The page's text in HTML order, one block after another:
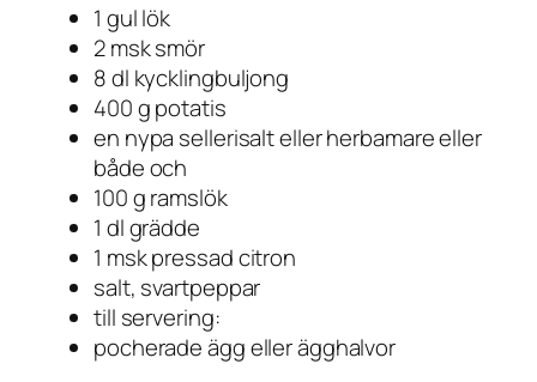
1 gul lök
2 msk smör
8 dl kycklingbuljong
400 g potatis
en nypa sellerisalt eller herbamare eller
både och
100 g ramslök
1 dl grädde
1 msk pressad citron
salt, svartpeppar
till servering:
pocherade ägg eller ägghalvor